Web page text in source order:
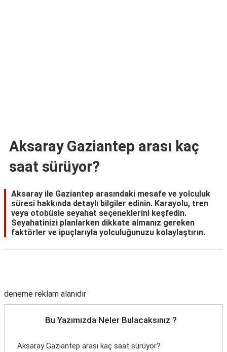
Aksaray Gaziantep arası kaç
saat sürüyor?
Aksaray ile Gaziantep arasındaki mesafe ve yolculuk
süresi hakkında detaylı bilgiler edinin. Karayolu, tren
veya otobüsle seyahat seçeneklerini keşfedin.
Seyahatinizi planlarken dikkate almanız gereken
faktörler ve ipuçlarıyla yolculuğunuzu kolaylaştırın.
deneme reklam alanıdır
Bu Yazımızda Neler Bulacaksınız ?
Aksaray Gaziantep arası kaç saat sürüyor?